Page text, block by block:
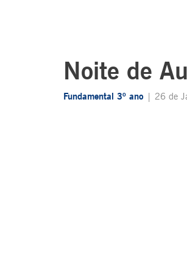
Noite de
Fundamental 3º ano | 26 de